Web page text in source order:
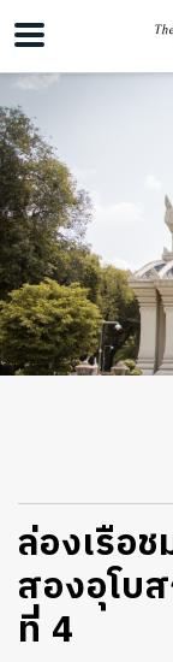
ล่องเรือ
สองอุโบ
ที่ 4